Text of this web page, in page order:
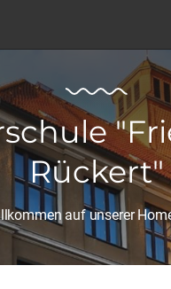
Rückert"
auf unserer